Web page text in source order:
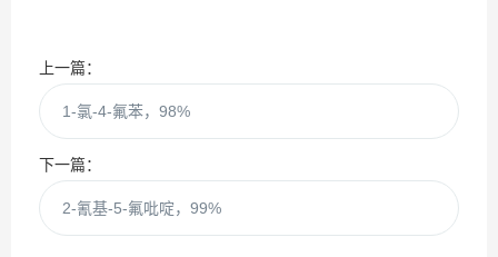
上一篇：
1-氯-4-氟苯，98%
下一篇：
2-氰基-5-氟吡啶，99%